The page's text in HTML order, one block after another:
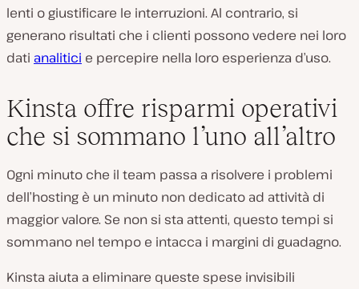
lenti o giustificare le interruzioni. Al contrario, si
generano risultati che i clienti possono vedere nei loro
dati analitici e percepire nella loro esperienza d’uso.
Kinsta offre risparmi operativi
che si sommano l’uno all’altro
Ogni minuto che il team passa a risolvere i problemi
dell’hosting è un minuto non dedicato ad attività di
maggior valore. Se non si sta attenti, questo tempi si
sommano nel tempo e intacca i margini di guadagno.
Kinsta aiuta a eliminare queste spese invisibili